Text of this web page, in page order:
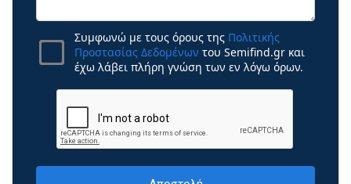
Συμφωνώ με τους όρους της Πολιτικής
Προστασίας Δεδομένων του Semifind.gr και
έχω λάβει πλήρη γνώση των εν λόγω όρων.